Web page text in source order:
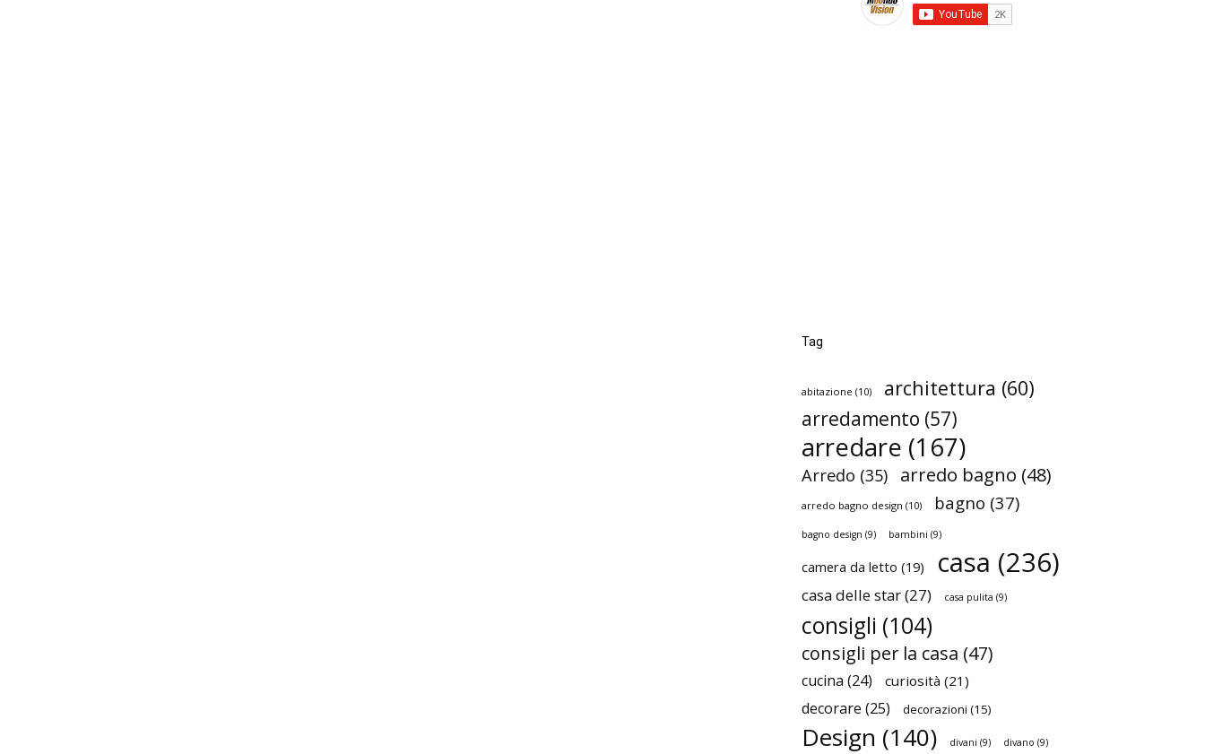
Tag
abitazione (10) architettura (60)
arredamento (57)
arredare (167)
Arredo (35) arredo bagno (48)
arredo bagno design (10) bagno (37)
bagno design (9) bambini (9)
camera da letto (19) casa (236)
casa delle star(27) casa pulita (9)
consigli (104)
consigli per la casa (47)
cucina (24) curiosità (21)
decorare (25) decorazioni (15)
Design (140) divani (9) divano (9)